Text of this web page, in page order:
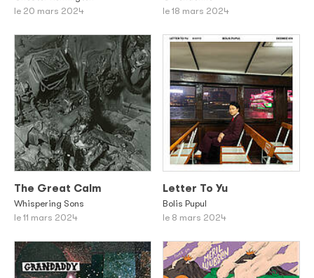
le 20 mars 2024
le 18 mars 2024
The Great Calm
Whispering Sons
le 11 mars 2024
Letter To Yu
Bolis Pupul
le 8 mars 2024